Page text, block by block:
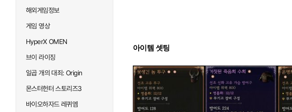
해외게임정보
게임 영상
HyperX OMEN
브이 라이징
일곱 개의 대죄: Origin
몬스터헌터 스토리즈3
바이오하자드 레퀴엠
아이템 셋팅